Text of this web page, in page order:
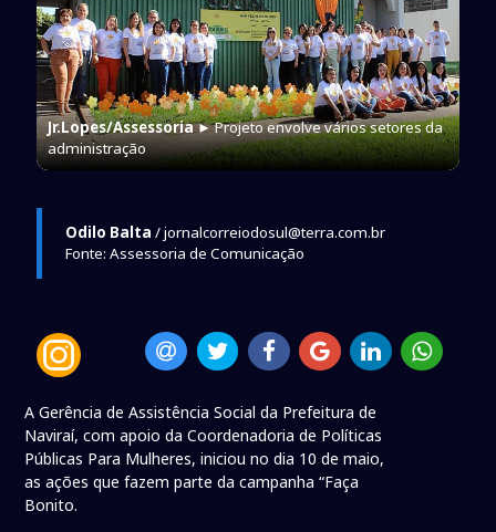
Jr.Lopes/Assessoria► Projeto envolve vários setores da
administração
Odilo Balta / jornalcorreiodosul@terra.com.br
Fonte: Assessoria de Comunicação
A Gerência de Assistência Social da Prefeitura de
Naviraí, com apoio da Coordenadoria de Políticas
Públicas Para Mulheres, iniciou no dia 10 de maio,
as ações que fazem parte da campanha “Faça
Bonito.